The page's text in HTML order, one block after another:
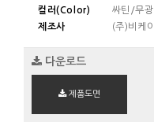
컬러(Color)
싸틴/무광
제조사
(주)비케이
다운로드
제품도면